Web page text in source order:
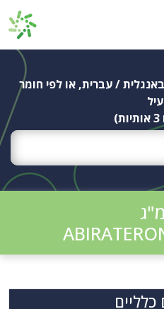
/ עברית, או לפי חומר